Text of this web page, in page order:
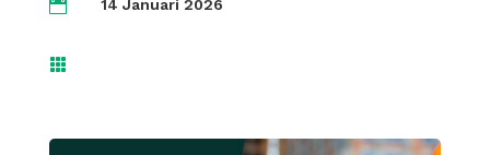
 14 Januari 2026
